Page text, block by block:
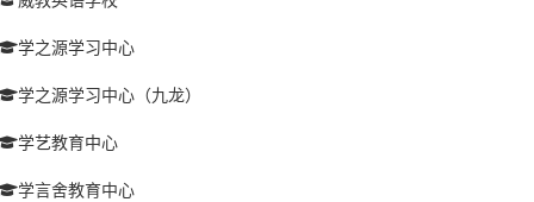
学之源学习中心
学之源学习中心（九龙）
学艺教育中心
学言舍教育中心